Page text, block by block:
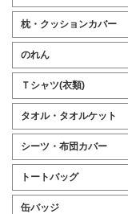
枕・クッションカバー
のれん
Ｔシャツ(衣類)
タオル・タオルケット
シーツ・布団カバー
トートバッグ
缶バッジ